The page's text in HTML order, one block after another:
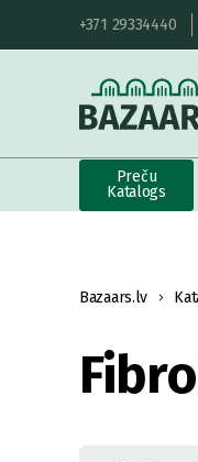
+371 29334440
Preču
Katalogs
Bazaars.lv